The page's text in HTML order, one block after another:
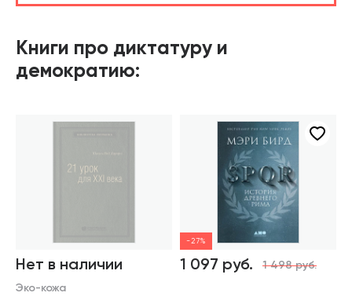
В корзине
Книги про диктатуру и
демократию:
Нет в наличии
Эко-кожа
-27%
1 097 руб. 1 498 руб.